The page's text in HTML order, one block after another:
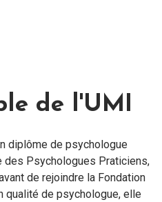
de l'UMI
diplôme de psychologue
des Psychologues Praticiens,
de rejoindre la Fondation
qualité de psychologue, elle